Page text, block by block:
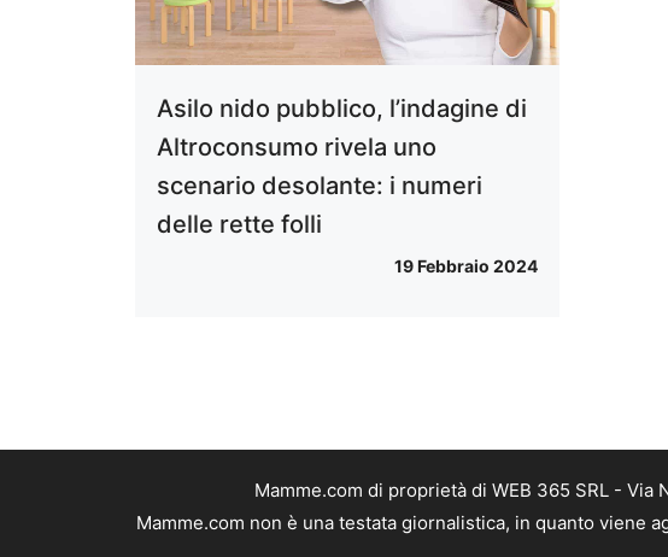
Asilo nido pubblico, l’indagine di
Altroconsumo rivela uno
scenario desolante: i numeri
delle rette folli
19 Febbraio 2024
Mamme.com di proprietà di WEB 365 SRL - Via
Mamme.com non è una testata giornalistica, in quanto viene